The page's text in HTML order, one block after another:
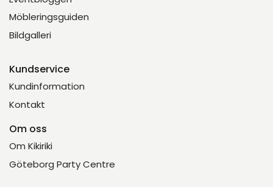
Möbleringsguiden
Bildgalleri
Kundservice
Kundinformation
Kontakt
Om oss
Om Kikiriki
Göteborg Party Centre